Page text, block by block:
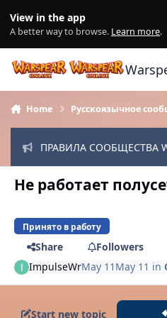
View in the app
A better way to browse. Learn more.
Home Русскоязычное
ПРАВИЛА СООБЩЕСТВА
Не работает
Принято в работу
Share
Followers
ImpulseWrMay 11 May 11 in
Start new topic